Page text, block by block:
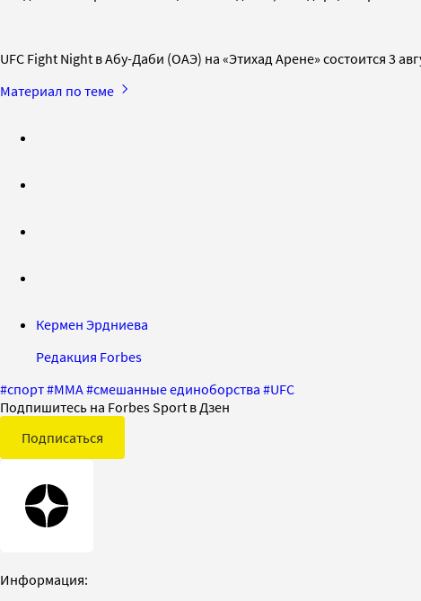
UFC Fight Night в Абу-Даби (ОАЭ) на «Этихад Арене» состоится 3
Материал по теме
Кермен Эрдниева
Редакция Forbes
#спорт#ММА#смешанные единоборства #UFC
Подпишитесь на Forbes Sport в Дзен
Подписаться
Информация: